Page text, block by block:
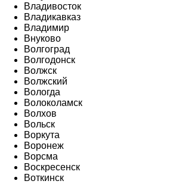
Владивосток
Владикавказ
Владимир
Внуково
Волгоград
Волгодонск
Волжск
Волжский
Вологда
Волоколамск
Волхов
Вольск
Воркута
Воронеж
Ворсма
Воскресенск
Воткинск